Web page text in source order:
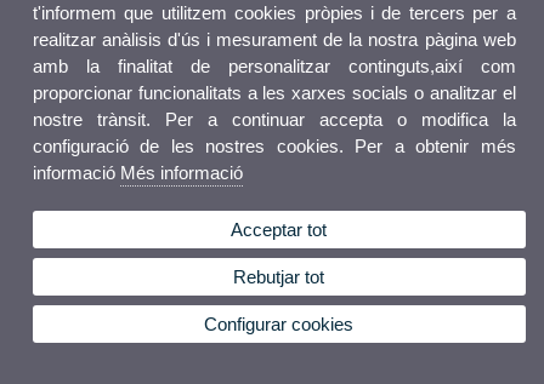
t'informem que utilitzem cookies pròpies i de tercers per a
realitzar anàlisis d'ús i mesurament de la nostra pàgina web
amb la finalitat de personalitzar continguts,així com
proporcionar funcionalitats a les xarxes socials o analitzar el
nostre trànsit. Per a continuar accepta o modifica la
configuració de les nostres cookies. Per a obtenir més
informació Més informació
Acceptar tot
Rebutjar tot
Configurar cookies